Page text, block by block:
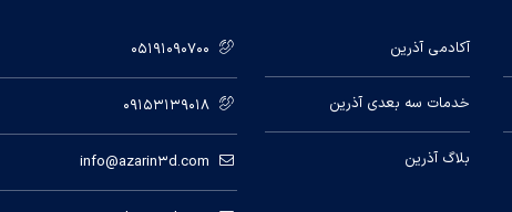
آکادمی آذرین
خدمات سه بعدی آذرین
بلاگ آذرین
05191090700
09153139018
info@azarin3d.com